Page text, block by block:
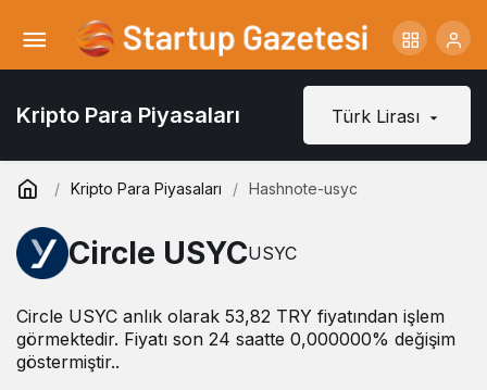
Kripto Para Piyasaları Türk Lirası
Kripto Para Piyasaları Hashnote-usyc
Circle USYCUSYC
Circle USYC anlık olarak 53,82 TRY fiyatından işlem
görmektedir. Fiyatı son 24 saatte 0,000000% değişim
göstermiştir..